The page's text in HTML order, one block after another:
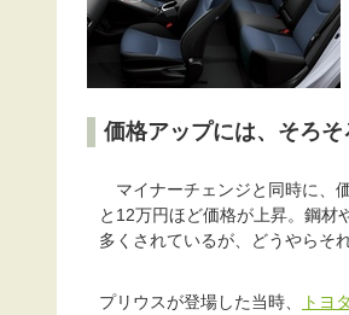
価格アップには、そろそ
マイナーチェンジと同時に、
と12万円ほど価格が上昇。鋼材
多くされているが、どうやらそ
プリウスが登場した当時、 トヨタ